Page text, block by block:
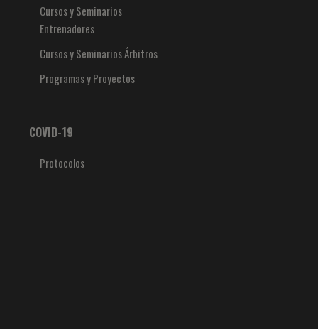
Cursos y Seminarios
Entrenadores
Cursos y Seminarios Árbitros
Programas y Proyectos
COVID-19
Protocolos